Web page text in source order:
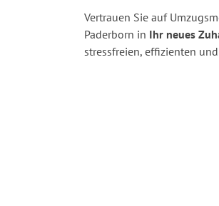
Vertrauen Sie auf
Paderborn in Ihr neues
stressfreien, effizienten